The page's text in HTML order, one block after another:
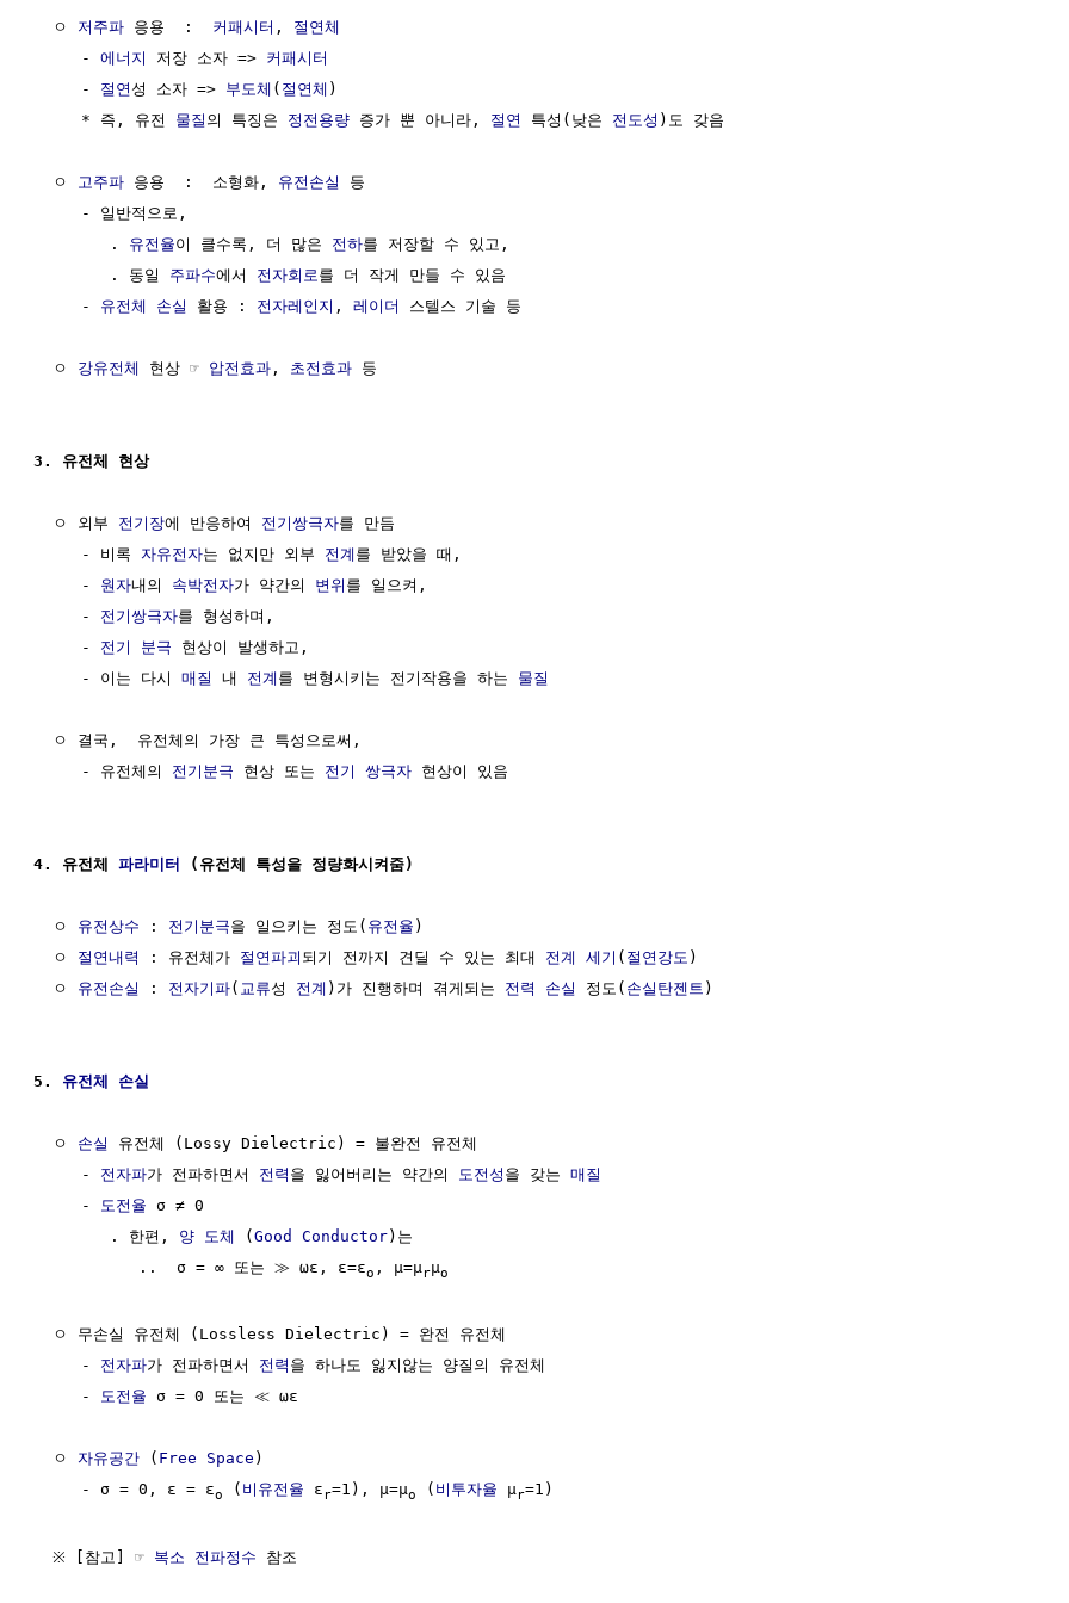
  ㅇ
저주파 응용  : 커패시터 , 절연체
     -
에너지 저장 소자 => 커패시터
     -
절연 성 소자 => 부도체 ( 절연체 )
     * 즉, 유전
물질 의 특징은 정전용량 증가 뿐 아니라, 절연 특성(낮은 전도성 )도 갖음
  ㅇ
고주파 응용  :  소형화, 유전손실
등
     - 일반적으로,
        .
유전율이 클수록, 더 많은 전하를 저장할 수 있고,
        . 동일
주파수에서 전자회로 를 더 작게 만들 수 있음
     -
유전체 손실 활용 : 전자레인지 , 레이더 스텔스 기술 등
  ㅇ
강유전체 현상 ☞ 압전효과 , 초전효과 등
3. 유전체 현상
  ㅇ 외부
전기장에 반응하여 전기쌍극자를 만듬
     - 비록
자유전자는 없지만 외부 전계 를 받았을 때,
     -
원자내의 속박전자가 약간의 변위 를 일으켜,
     -
전기쌍극자를 형성하며,
     -
전기 분극 현상이 발생하고,
     - 이는 다시
매질 내 전계 를 변형시키는 전기작용을 하는 물질
  ㅇ 결국,  유전체의 가장 큰 특성으로써,
     - 유전체의
전기분극 현상 또는 전기 쌍극자 현상이 있음
4. 유전체 파라미터 (유전체 특성을 정량화시켜줌)
  ㅇ
유전상수 : 전기분극을 일으키는 정도( 유전율 )
  ㅇ
절연내력 : 유전체가 절연파괴 되기 전까지 견딜 수 있는 최대 전계 세기 ( 절연강도 )
  ㅇ
유전손실 : 전자기파( 교류성 전계 )가 진행하며 겪게되는 전력 손실 정도( 손실탄젠트 )
5. 유전체 손실
  ㅇ
손실
유전체 (Lossy Dielectric) = 불완전 유전체
     -
전자파가 전파하면서 전력 을 잃어버리는 약간의 도전성 을 갖는 매질
     -
도전율 σ ≠ 0
        . 한편,
양 도체 (Good Conductor)는
           ..  σ = ∞ 또는 ≫ ωε, ε=ε
o , μ=μ rμo
  ㅇ 무손실 유전체 (Lossless Dielectric) = 완전 유전체
     -
전자파가 전파하면서 전력 을 하나도 잃지않는 양질의 유전체
     -
도전율 σ = 0 또는 ≪ ωε
  ㅇ
자유공간 ( Free Space )
     - σ = 0, ε = ε
o ( 비유전율 ε r=1), μ=μo ( 비투자율 μr=1)
  ※ [참고] ☞
복소 전파정수 참조